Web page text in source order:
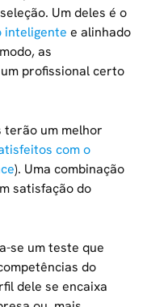
Um deles é o
inteligente e alinhado
as
profissional certo
um melhor
com o
). Uma combinação
satisfação do
se um teste que
do
dele se encaixa